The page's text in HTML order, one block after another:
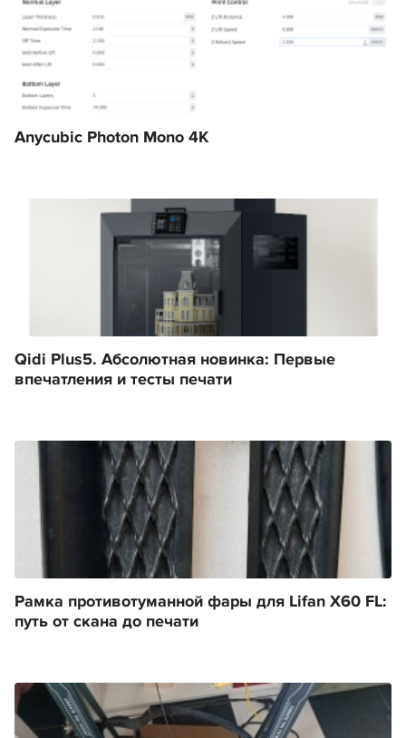
Anycubic Photon Mono 4K
Qidi Plus5. Абсолютная новинка: Первые
впечатления и тесты печати
Рамка противотуманной фары для Lifan X60 FL:
путь от скана до печати